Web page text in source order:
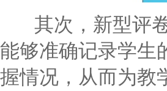
其次，新型评卷
能够准确记录学生
握情况，从而为教